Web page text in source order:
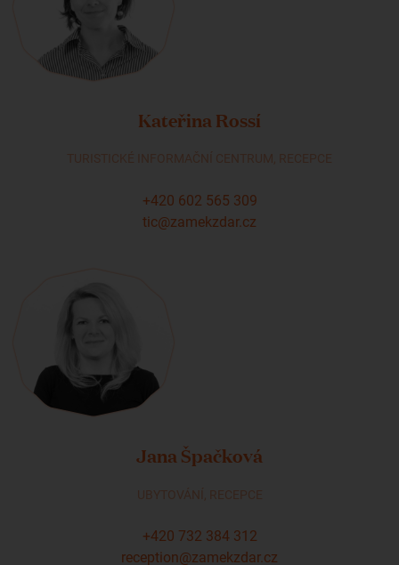
Kateřina Rossí
TURISTICKÉ INFORMAČNÍ CENTRUM, RECEPCE
+420 602 565 309
tic@zamekzdar.cz
Jana Špačková
UBYTOVÁNÍ, RECEPCE
+420 732 384 312
reception@zamekzdar.cz